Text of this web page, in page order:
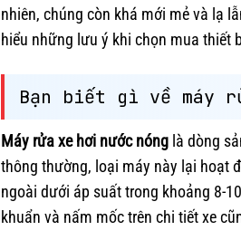
nhiên, chúng còn khá mới mẻ và lạ
hiểu những lưu ý khi chọn mua thiết
Bạn biết gì về máy
Máy rửa xe hơi nước nóng là dòng
thông thường, loại máy này lại hoạt
ngoài dưới áp suất trong khoảng 8-
khuẩn và nấm mốc trên chi tiết xe